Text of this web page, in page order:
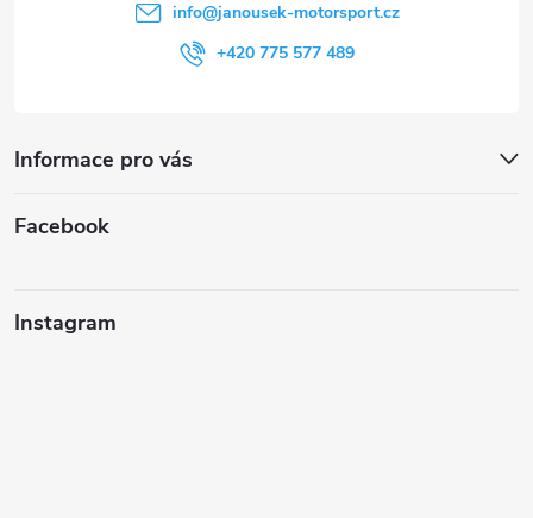
info@janousek-motorsport.cz
+420 775 577 489
Informace pro vás
Facebook
Instagram